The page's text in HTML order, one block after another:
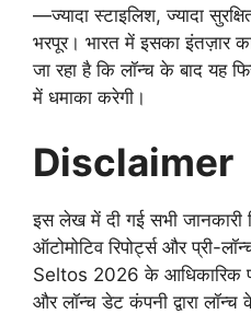
—ज्यादा स्टाइलिश, ज्यादा
भरपूर। भारत में इसका इंतज़ार
जा रहा है कि लॉन्च के बाद यह
में धमाका करेगी।
Disclaimer
इस लेख में दी गई सभी जानकारी
ऑटोमोटिव रिपोर्ट्स और प्री-
Seltos 2026 के आधिकारिक
और लॉन्च डेट कंपनी द्वारा